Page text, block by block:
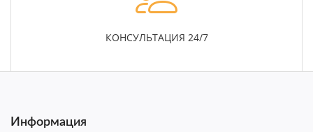
КОНСУЛЬТАЦИЯ 24/7
Информация